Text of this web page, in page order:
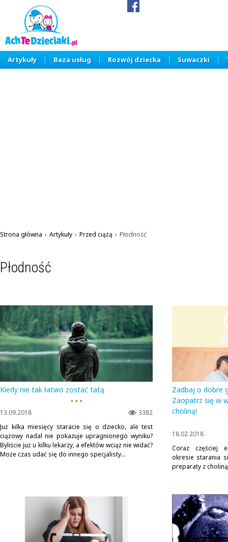
Artykuły Baza usług Rozwój dziecka Suwaczki
Strona główna › Artykuły › Przed ciążą › Płodność
Płodność
Kiedy nie tak łatwo zostać tatą
▪ ▪ ▪
3382
13.09.2018
Już kilka miesięcy staracie się o dziecko, ale test
ciążowy nadal nie pokazuje upragnionego wyniku?
Byliście już u kilku lekarzy, a efektów wciąż nie widać?
Może czas udać się do innego specjalisty...
Zadbaj o dobre
Zaopatrz się w
choliną!
18.02.2018
Coraz częściej
okresie starania
preparaty z